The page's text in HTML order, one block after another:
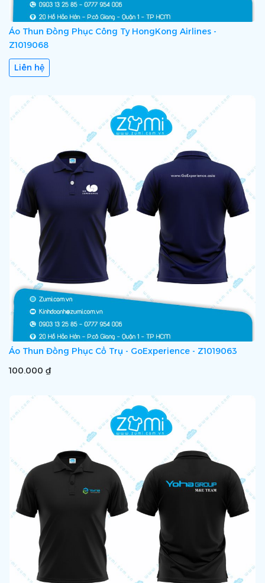
Áo Thun Đồng Phục Công Ty HongKong Airlines -
Z1019068
Liên hệ
Áo Thun Đồng Phục Cổ Trụ - GoExperience - Z1019063
100.000 ₫